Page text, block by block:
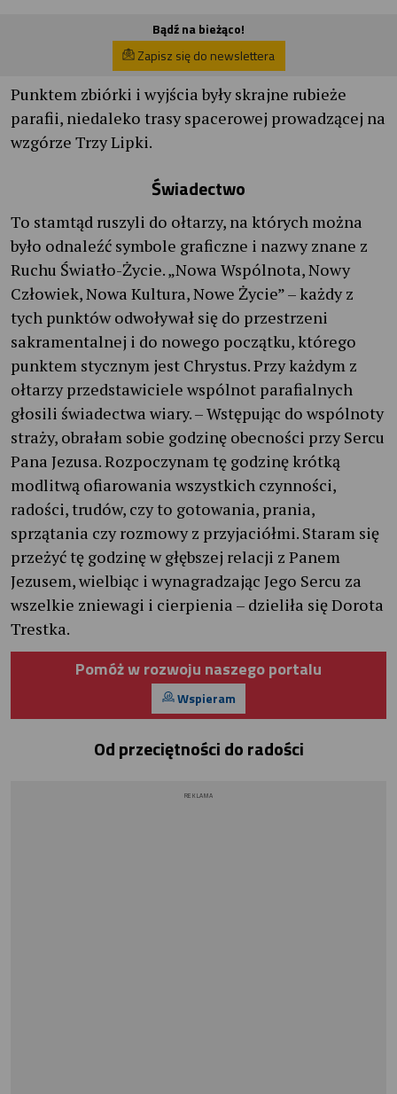
Bądź na bieżąco!
Zapisz się do newslettera
Punktem zbiórki i wyjścia były skrajne rubieże
parafii, niedaleko trasy spacerowej prowadzącej na
wzgórze Trzy Lipki.
Świadectwo
To stamtąd ruszyli do ołtarzy, na których można
było odnaleźć symbole graficzne i nazwy znane z
Ruchu Światło-Życie. „Nowa Wspólnota, Nowy
Człowiek, Nowa Kultura, Nowe Życie” – każdy z
tych punktów odwoływał się do przestrzeni
sakramentalnej i do nowego początku, którego
punktem stycznym jest Chrystus. Przy każdym z
ołtarzy przedstawiciele wspólnot parafialnych
głosili świadectwa wiary. – Wstępując do wspólnoty
straży, obrałam sobie godzinę obecności przy Sercu
Pana Jezusa. Rozpoczynam tę godzinę krótką
modlitwą ofiarowania wszystkich czynności,
radości, trudów, czy to gotowania, prania,
sprzątania czy rozmowy z przyjaciółmi. Staram się
przeżyć tę godzinę w głębszej relacji z Panem
Jezusem, wielbiąc i wynagradzając Jego Sercu za
wszelkie zniewagi i cierpienia – dzieliła się Dorota
Trestka.
Pomóż w rozwoju naszego portalu
Wspieram
Od przeciętności do radości
REKLAMA